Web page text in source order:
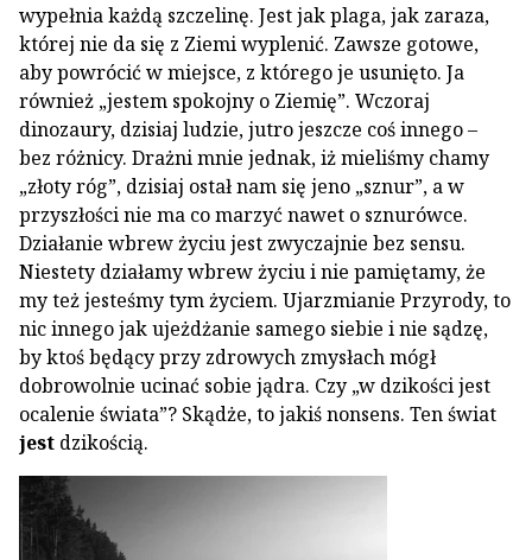
wypełnia każdą szczelinę. Jest jak plaga, jak zaraza,
której nie da się z Ziemi wyplenić. Zawsze gotowe,
aby powrócić w miejsce, z którego je usunięto. Ja
również „jestem spokojny o Ziemię”. Wczoraj
dinozaury, dzisiaj ludzie, jutro jeszcze coś innego –
bez różnicy. Drażni mnie jednak, iż mieliśmy chamy
„złoty róg”, dzisiaj ostał nam się jeno „sznur”, a w
przyszłości nie ma co marzyć nawet o sznurówce.
Działanie wbrew życiu jest zwyczajnie bez sensu.
Niestety działamy wbrew życiu i nie pamiętamy, że
my też jesteśmy tym życiem. Ujarzmianie Przyrody, to
nic innego jak ujeżdżanie samego siebie i nie sądzę,
by ktoś będący przy zdrowych zmysłach mógł
dobrowolnie ucinać sobie jądra. Czy „w dzikości jest
ocalenie świata”? Skądże, to jakiś nonsens. Ten świat
jest dzikością.